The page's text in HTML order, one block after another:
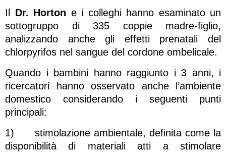
Il Dr. Horton e i colleghi hanno esaminato un
sottogruppo di 335 coppie madre-figlio,
analizzando anche gli effetti prenatali del
chlorpyrifos nel sangue del cordone ombelicale.
Quando i bambini hanno raggiunto i 3 anni, i
ricercatori hanno osservato anche l’ambiente
domestico considerando i seguenti punti
principali:
1) stimolazione ambientale, definita come la
disponibilità di materiali atti a stimolare